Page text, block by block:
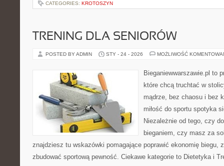
CATEGORIES: KROTOSZYN
TRENING DLA SENIORÓW
POSTED BY ADMIN STY - 24 - 2026 MOŻLIWOŚĆ
Bieganiewwarszawie.pl to
które chcą truchtać w
mądrze, bez chaosu i bez
miłość do sportu spotyka
Niezależnie od tego, czy
bieganiem, czy masz za
znajdziesz tu wskazówki pomagające poprawić ekonomię biegu,
zbudować sportową pewność. Ciekawe kategorie to Dietetyka i